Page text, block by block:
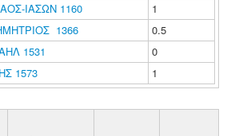
ΙΑΣΩΝ 1160
1
1366
0.5
1531
0
1573
1